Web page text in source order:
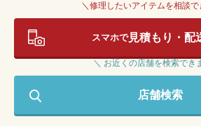
＼修理したいアイテムを相談で
スマホで見積もり・配
＼ お近くの店舗を検索でき
店舗検索